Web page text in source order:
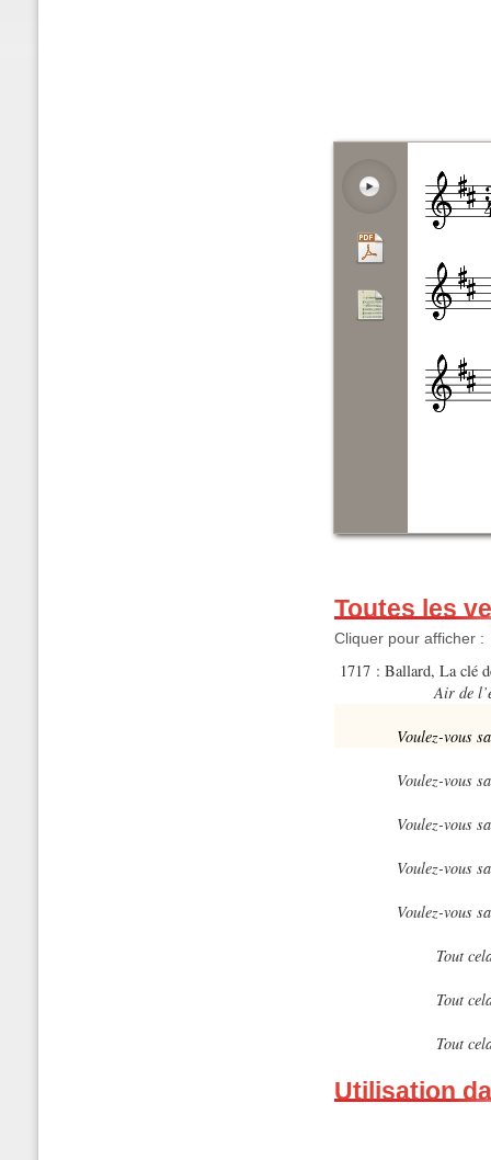
Toutes les
Cliquer pour afficher :
1717 : Ballard, La clé
Air de
Voulez-vous
Voulez-vous
Voulez-vous
Voulez-vous
Voulez-vous
Tout
Tout
Tout
Utilisation